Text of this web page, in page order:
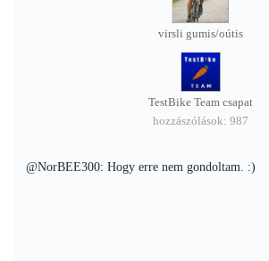
virsli gumis/oútis
TestBike Team csapat
hozzászólások: 987
@NorBEE300: Hogy erre nem gondoltam. :)